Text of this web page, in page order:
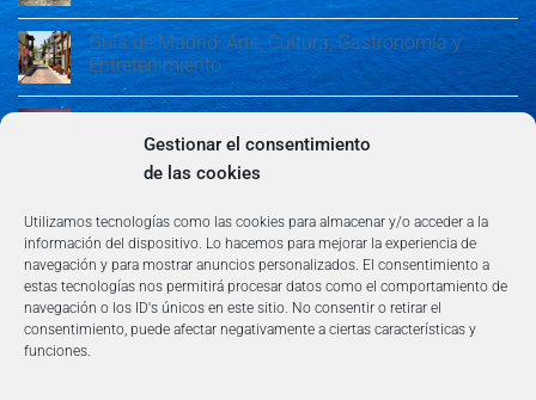
Gestionar el consentimiento
de las cookies
Utilizamos tecnologías como las cookies para almacenar y/o acceder a la
información del dispositivo. Lo hacemos para mejorar la experiencia de
navegación y para mostrar anuncios personalizados. El consentimiento a
estas tecnologías nos permitirá procesar datos como el comportamiento de
navegación o los ID's únicos en este sitio. No consentir o retirar el
consentimiento, puede afectar negativamente a ciertas características y
funciones.
Guía de Madrid: Arte, Cultura, Gastronomía y
Entretenimiento
Guía de Madrid: Arte, Cultura, Gastronomía y
Entretenimiento